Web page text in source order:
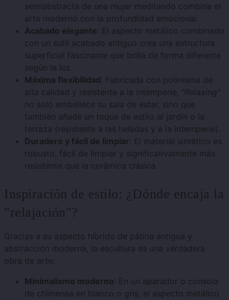
semiabstracta de una mujer meditando combina el
arte moderno con la profundidad emocional.
Acabado elegante: El aspecto metálico combinado
con un sutil acabado antiguo crea una estructura
superficial fascinante que brilla de forma diferente
según la luz.
Máxima flexibilidad: Fabricada con poliresina de
alta calidad y resistente a la intemperie, "Relaxing"
no solo embellece su sala de estar, sino que
también añade un toque de estilo al jardín o la
terraza (resistente a las heladas y a la intemperie).
Duradero y fácil de limpiar: El material sintético es
robusto, fácil de limpiar y significativamente más
resistente que la cerámica clásica.
Inspiración de estilo: ¿Dónde encaja la
"relajación"?
Gracias a su aspecto híbrido de pátina antigua y
abstracción moderna, la escultura es una verdadera
obra de arte:
Minimalismo moderno: En un aparador o consola
de chimenea en blanco o gris, el aspecto metálico